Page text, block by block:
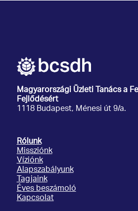
Magyarországi Üzleti Tanácsa
Fejlődésért
1118 Budapest, Ménesi út 9/a.
Rólunk
Missziónk
Víziónk
Alapszabályunk
Tagjaink
Éves beszámoló
Kapcsolat